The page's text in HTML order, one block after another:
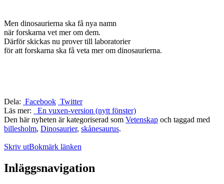
Men dinosaurierna ska få nya namn
när forskarna vet mer om dem.
Därför skickas nu prover till laboratorier
för att forskarna ska få veta mer om dinosaurierna.
Dela: Facebook Twitter
Läs mer:
En vuxen-version (nytt fönster)
Den här nyheten är kategoriserad som Vetenskap och taggad med
billesholm, Dinosaurier, skånesaurus.
Skriv utBokmärk länken
Inläggsnavigation